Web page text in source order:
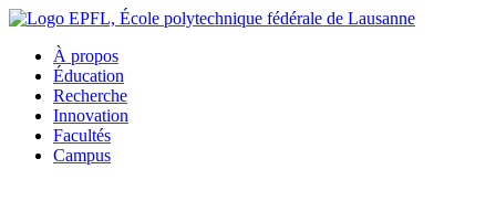
À propos
Éducation
Recherche
Innovation
Facultés
Campus